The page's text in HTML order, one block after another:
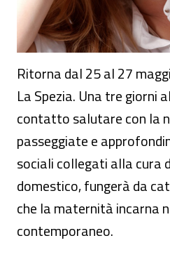
Ritorna dal 25 al 27
La Spezia. Una tre giorni
contatto salutare con la
passeggiate e
sociali collegati alla cura
domestico, fungerà da
che la maternità incarna
contemporaneo.